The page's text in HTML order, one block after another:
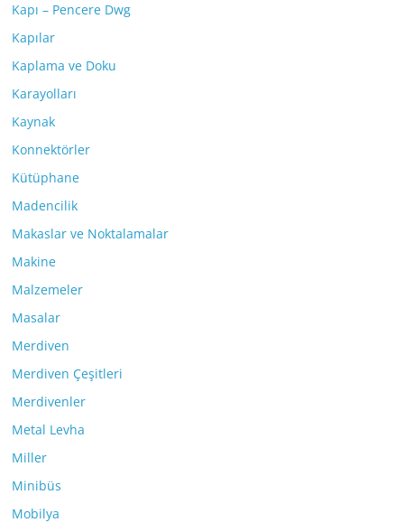
Kapı – Pencere Dwg
Kapılar
Kaplama ve Doku
Karayolları
Kaynak
Konnektörler
Kütüphane
Madencilik
Makaslar ve Noktalamalar
Makine
Malzemeler
Masalar
Merdiven
Merdiven Çeşitleri
Merdivenler
Metal Levha
Miller
Minibüs
Mobilya